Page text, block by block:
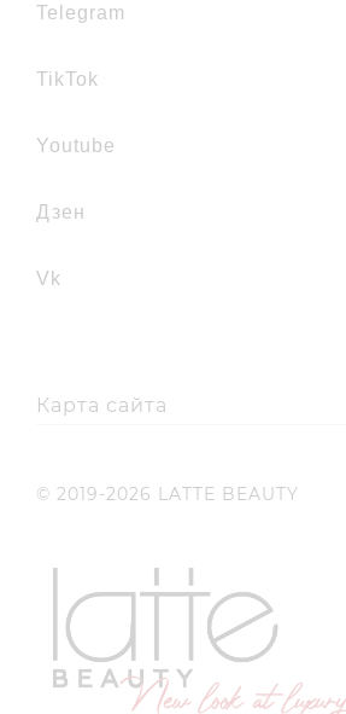
telegram
TikTok
youtube
дзен
vk
Карта сайта
© 2019-2026 LATTE BEAUTY